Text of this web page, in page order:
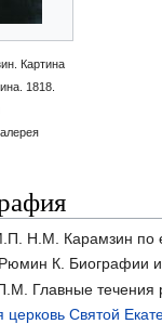
Картина
1818.
H.M. Карамзин по
К. Биографии и
Главные течения
церковь Святой